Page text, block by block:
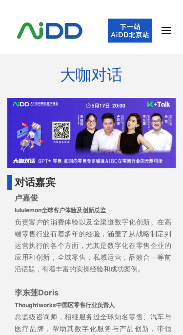
大咖对话
对话嘉宾
卢嘉俊
lululemon全球客户体验及创新总监
负责客户的消费体验以及全渠道数字化创新。在高
端零售行业有着多年的经验，涵盖了从战略制定到
运营执行的各个方面，尤其是数字化在零售企业的
应用和创新，全域零售，私域运营，品效合一等前
沿话题，有着丰富的实操经验和成功案例。
李东莲Doris
Thoughtworks中国区零售行业负责人
总监级咨询师，相继服务过全球知名零售、汽车与
医疗品牌，帮助其数字化服务与产品创新，带领